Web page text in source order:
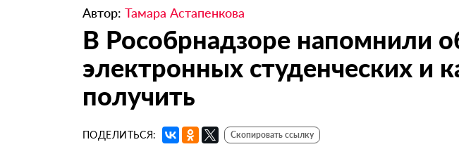
Автор: Тамара Астапенкова
В Рособрнадзоре напомнили
электронных студенческих и
получить
ПОДЕЛИТЬСЯ: Скопировать ссылку